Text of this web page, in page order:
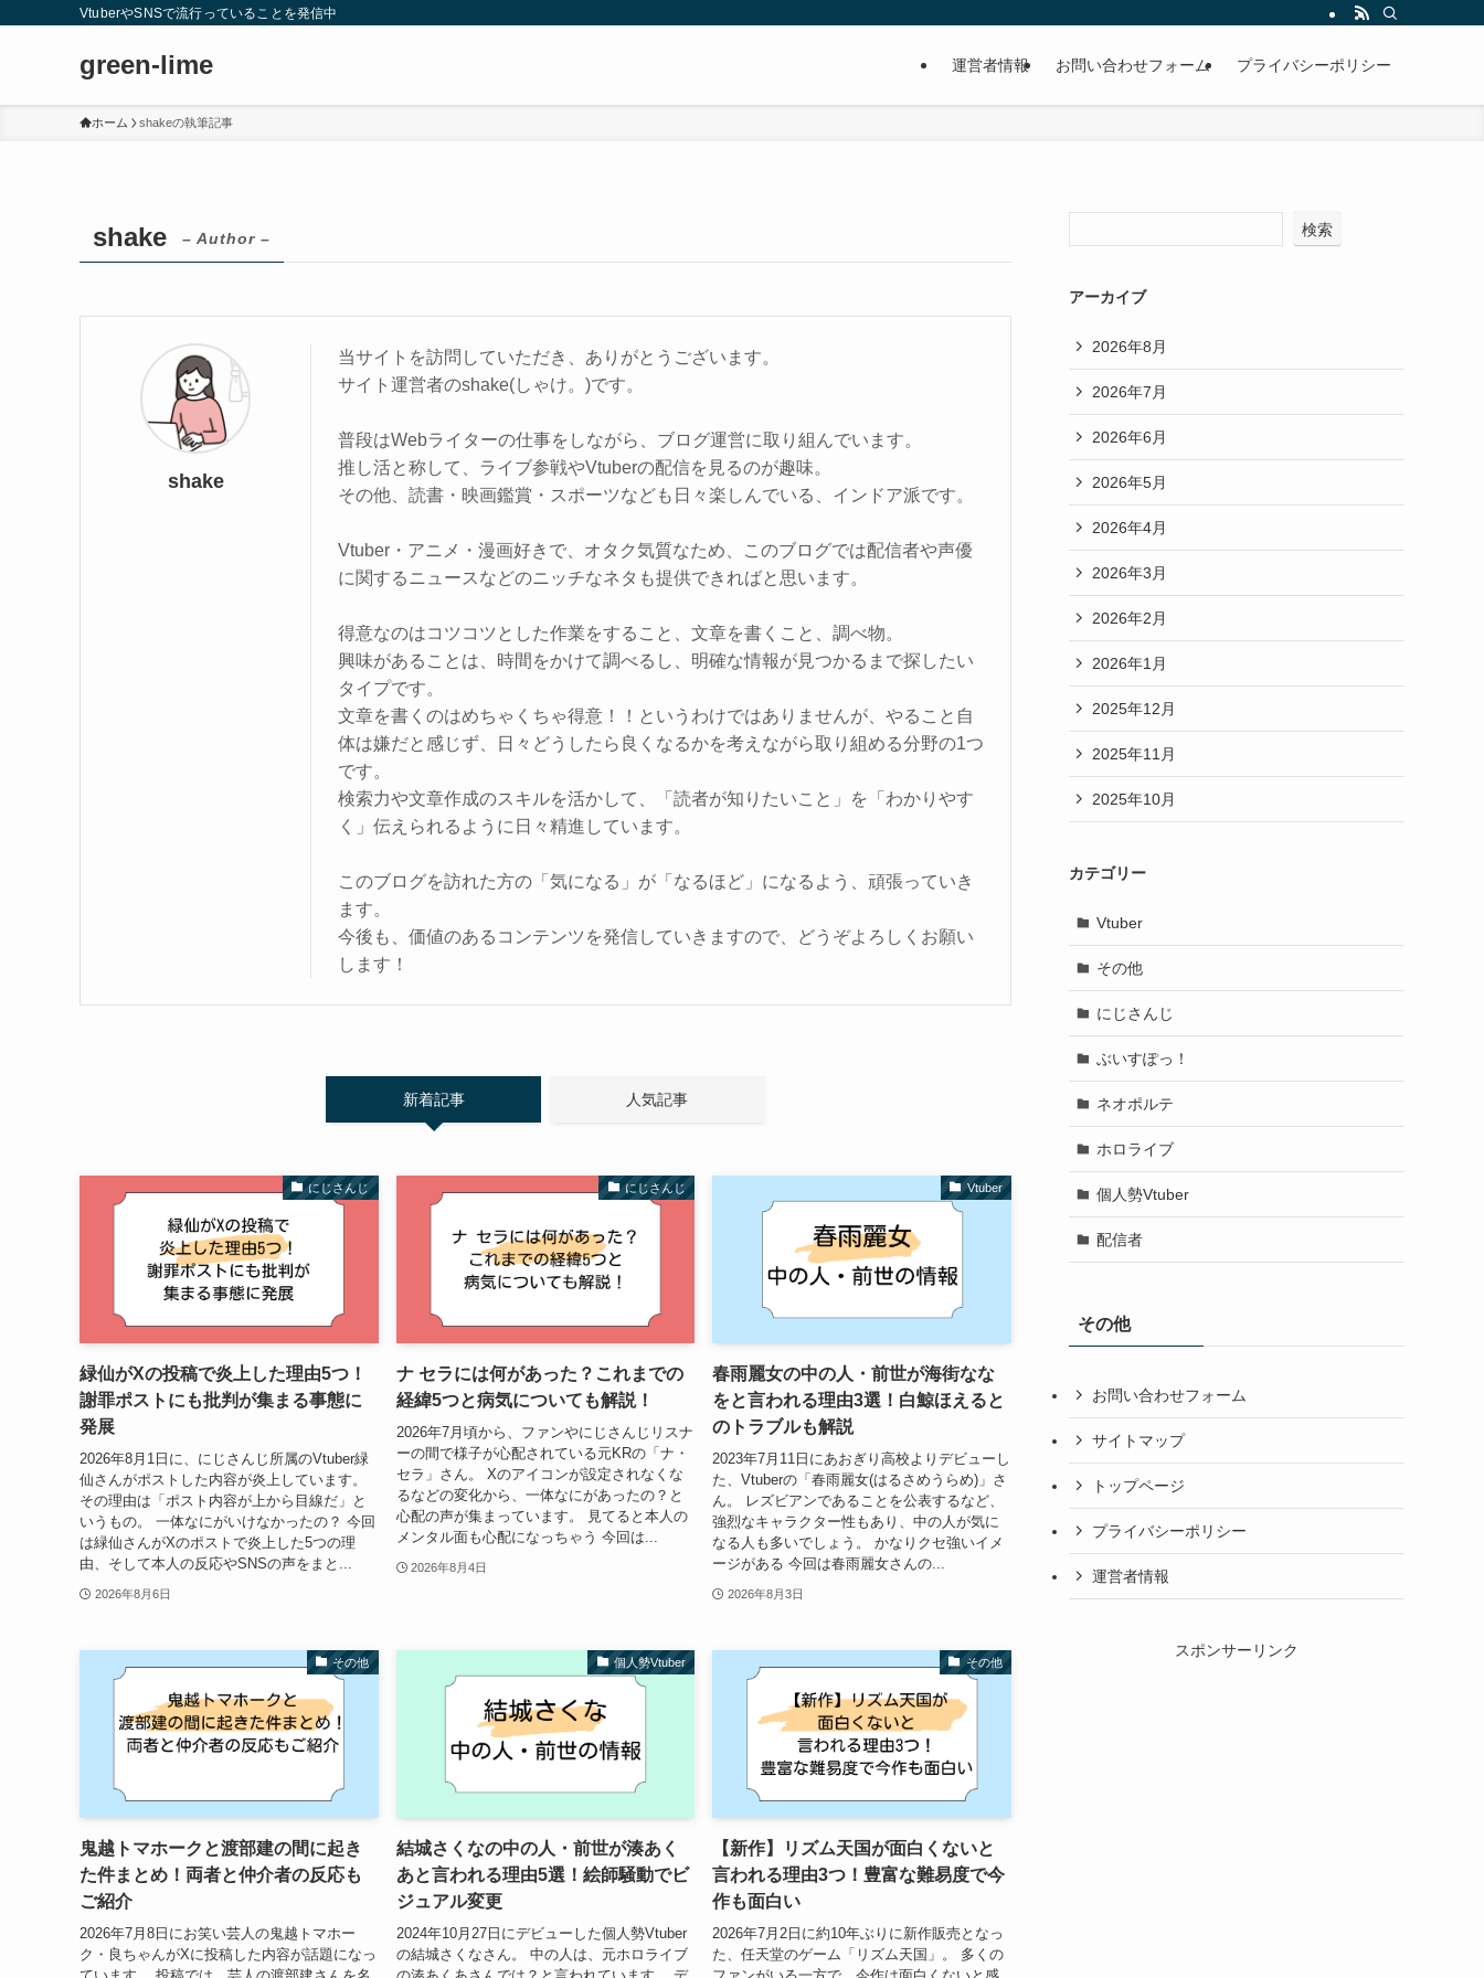
VtuberやSNSで流行っていることを発信中
green-lime 運営者情報 お問い合わせフォーム プライバシーポリシー
ホーム shakeの執筆記事
shake – Author –
shake
当サイトを訪問していただき、ありがとうございます。
サイト運営者のshake(しゃけ。)です。
普段はWebライターの仕事をしながら、ブログ運営に取り組んでいます。
推し活と称して、ライブ参戦やVtuberの配信を見るのが趣味。
その他、読書・映画鑑賞・スポーツなども日々楽しんでいる、インドア派です。
Vtuber・アニメ・漫画好きで、オタク気質なため、このブログでは配信者や声優
に関するニュースなどのニッチなネタも提供できればと思います。
得意なのはコツコツとした作業をすること、文章を書くこと、調べ物。
興味があることは、時間をかけて調べるし、明確な情報が見つかるまで探したい
タイプです。
文章を書くのはめちゃくちゃ得意！！というわけではありませんが、やること自
体は嫌だと感じず、日々どうしたら良くなるかを考えながら取り組める分野の1つ
です。
検索力や文章作成のスキルを活かして、「読者が知りたいこと」を「わかりやす
く」伝えられるように日々精進しています。
このブログを訪れた方の「気になる」が「なるほど」になるよう、頑張っていき
ます。
今後も、価値のあるコンテンツを発信していきますので、どうぞよろしくお願い
します！
新着記事 人気記事
にじさんじ
緑仙がXの投稿で炎上した理由5つ！
謝罪ポストにも批判が集まる事態に
発展
2026年8月1日に、にじさんじ所属のVtuber緑
仙さんがポストした内容が炎上しています。
その理由は「ポスト内容が上から目線だ」と
いうもの。 一体なにがいけなかったの？ 今回
は緑仙さんがXのポストで炎上した5つの理
由、そして本人の反応やSNSの声をまと...
2026年8月6日
にじさんじ
ナ セラには何があった？これまでの
経緯5つと病気についても解説！
2026年7月頃から、ファンやにじさんじリスナ
ーの間で様子が心配されている元KRの「ナ・
セラ」さん。 Xのアイコンが設定されなくな
るなどの変化から、一体なにがあったの？と
心配の声が集まっています。 見てると本人の
メンタル面も心配になっちゃう 今回は...
2026年8月4日
Vtuber
春雨麗女の中の人・前世が海街なな
をと言われる理由3選！白鯨ほえると
のトラブルも解説
2023年7月11日にあおぎり高校よりデビューし
た、Vtuberの「春雨麗女(はるさめうらめ)」さ
ん。 レズビアンであることを公表するなど、
強烈なキャラクター性もあり、中の人が気に
なる人も多いでしょう。 かなりクセ強いイメ
ージがある 今回は春雨麗女さんの...
2026年8月3日
その他
鬼越トマホークと渡部建の間に起き
た件まとめ！両者と仲介者の反応も
ご紹介
2026年7月8日にお笑い芸人の鬼越トマホー
ク・良ちゃんがXに投稿した内容が話題になっ
個人勢Vtuber
結城さくなの中の人・前世が湊あく
あと言われる理由5選！絵師騒動でビ
ジュアル変更
2024年10月27日にデビューした個人勢Vtuber
の結城さくなさん。 中の人は、元ホロライブ
その他
【新作】リズム天国が面白くないと
言われる理由3つ！豊富な難易度で今
作も面白い
2026年7月2日に約10年ぶりに新作販売となっ
た、任天堂のゲーム「リズム天国」。 多くの
検索
アーカイブ
2026年8月
2026年7月
2026年6月
2026年5月
2026年4月
2026年3月
2026年2月
2026年1月
2025年12月
2025年11月
2025年10月
カテゴリー
Vtuber
その他
にじさんじ
ぶいすぽっ！
ネオポルテ
ホロライブ
個人勢Vtuber
配信者
その他
お問い合わせフォーム
サイトマップ
トップページ
プライバシーポリシー
運営者情報
スポンサーリンク